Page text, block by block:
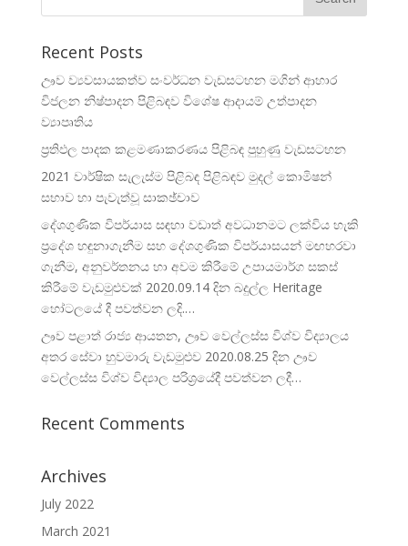
Recent Posts
ඌව ව්‍යවසායකත්ව සංවර්ධන වැඩසටහන මගින් ආහාර
විජලන නිෂ්පාදන පිළිබඳව විශේෂ ආදායම් උත්පාදන
ව්‍යාපෘතිය
ප්‍රතිඵල පාදක කළමණාකරණය පිළිබඳ පුහුණු වැඩසටහන
2021 වාර්ෂික සැලැස්ම පිළිබඳ පිළිබඳව මුදල් කොමිෂන්
සභාව හා පැවැත්වූ සාකඡ්චාව
දේශගුණික විපර්යාස සඳහා වඩාත් අවධානමට ලක්විය හැකි
ප්‍රදේශ හඳුනාගැනීම සහ දේශගුණික විපර්යාසයන් මඟහරවා
ගැනීම, අනුවර්තනය හා අවම කිරීමේ උපායමාර්ග සකස්
කිරීමේ වැඩමුළුවක් 2020.09.14 දින බදුල්ල Heritage
හෝටලයේ දී පවත්වන ලදි.…
ඌව පළාත් රාජ්‍ය ආයතන, ඌව වෙල්ලස්ස විශ්ව විද්‍යාලය
අතර සේවා හුවමාරු වැඩමුළුව 2020.08.25 දින ඌව
වෙල්ලස්ස විශ්ව විද්‍යාල පරිශ්‍රයේදී පවත්වන ලදී…
Recent Comments
Archives
July 2022
March 2021